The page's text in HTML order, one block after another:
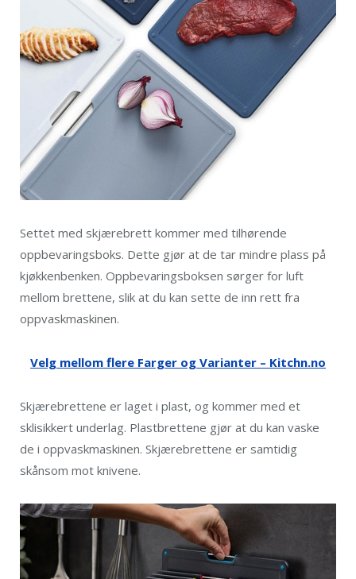
Settet med skjærebrett kommer med tilhørende
oppbevaringsboks. Dette gjør at de tar mindre plass på
kjøkkenbenken. Oppbevaringsboksen sørger for luft
mellom brettene, slik at du kan sette de inn rett fra
oppvaskmaskinen.
Velg mellom flere Farger og Varianter – Kitchn.no
Skjærebrettene er laget i plast, og kommer med et
sklisikkert underlag. Plastbrettene gjør at du kan vaske
de i oppvaskmaskinen. Skjærebrettene er samtidig
skånsom mot knivene.